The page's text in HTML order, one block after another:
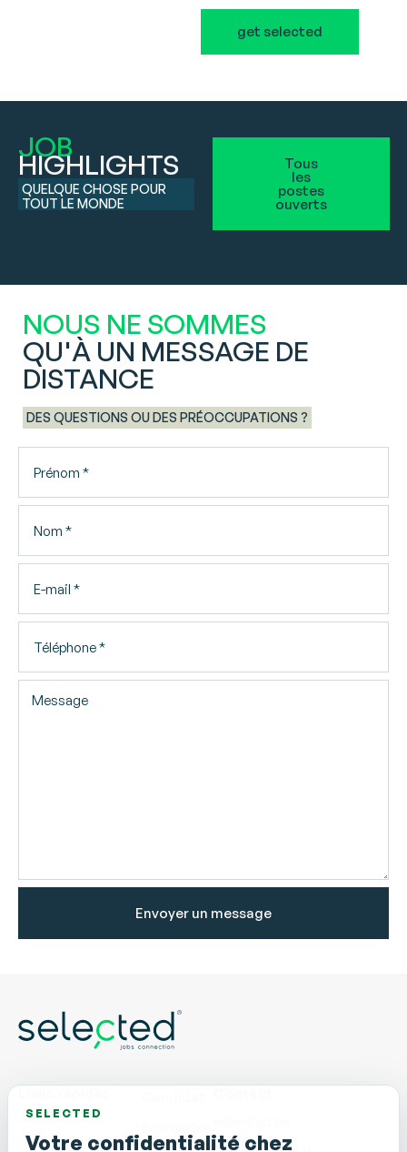
get selected
JOB
HIGHLIGHTS
QUELQUE CHOSE POUR
TOUT LE MONDE
Tous
les
postes
ouverts
NOUS NE SOMMES
QU'À UN MESSAGE DE
DISTANCE
DES QUESTIONS OU DES PRÉOCCUPATIONS ?
Envoyer un message
SELECTED
Votre confidentialité chez